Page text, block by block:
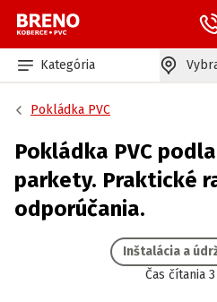
Kategória
Pokládka PVC
Pokládka PVC
parkety. Praktické
odporúčania.
Čas čítania
Inštalácia a